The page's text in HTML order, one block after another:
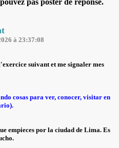
pas poster de réponse.
à 23:37:08
suivant et me signaler mes
cosas para ver, conocer, visitar en
empieces por la ciudad de Lima. Es